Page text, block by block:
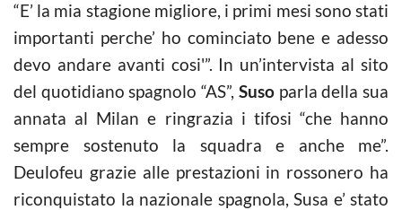
“E’ la mia stagione migliore, i primi mesi sono stati
importanti perche’ ho cominciato bene e adesso
devo andare avanti cosi'”. In un’intervista al sito
del quotidiano spagnolo “AS”, Susoparla della sua
annata al Milan e ringrazia i tifosi “che hanno
sempre sostenuto la squadra e anche me”.
Deulofeu grazie alle prestazioni in rossonero ha
riconquistato la nazionale spagnola, Susa e’ stato